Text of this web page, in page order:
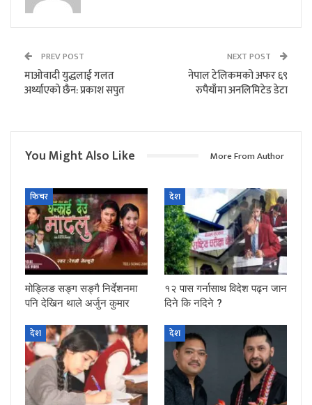
PREV POST
माओवादी युद्धलाई गलत
अर्थ्याएकाे छैन: प्रकाश सपुत
NEXT POST
नेपाल टेलिकमको अफर ६९
रुपैयाँमा अनलिमिटेड डेटा
You Might Also Like More From Author
फिचर
मोड्लिङ सङ्ग सङ्गै निर्देशनमा
पनि देखिन थाले अर्जुन कुमार
देश
१२ पास गर्नासाथ विदेश पढ्न जान
दिने कि नदिने ?
देश देश